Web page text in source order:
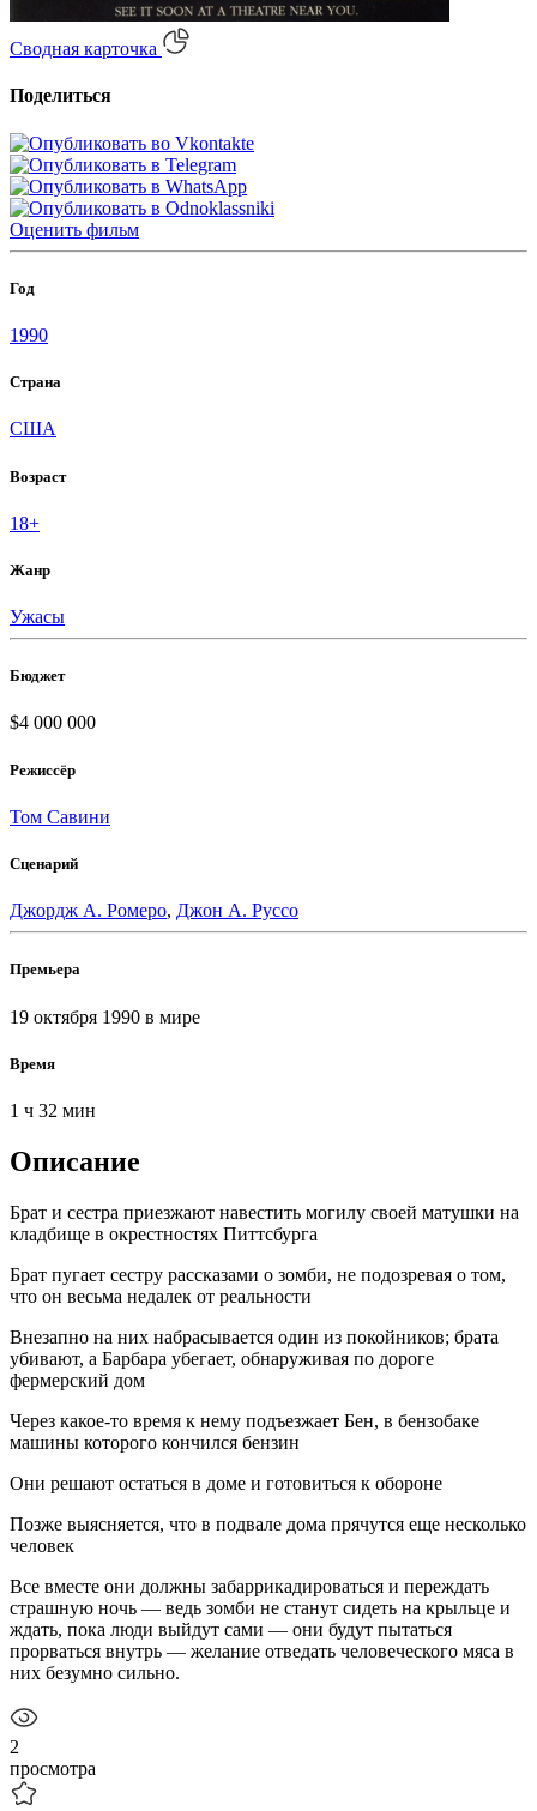
Сводная карточка
Поделиться
Оценить фильм
Год
1990
Страна
США
Возраст
18+
Жанр
Ужасы
Бюджет
$4 000 000
Режиссёр
Том Савини
Сценарий
Джордж А. Ромеро, Джон А. Руссо
Премьера
19 октября 1990 в мире
Время
1 ч 32 мин
Описание
Брат и сестра приезжают навестить могилу своей матушки на
кладбище в окрестностях Питтсбурга
Брат пугает сестру рассказами о зомби, не подозревая о том,
что он весьма недалек от реальности
Внезапно на них набрасывается один из покойников; брата
убивают, а Барбара убегает, обнаруживая по дороге
фермерский дом
Через какое-то время к нему подъезжает Бен, в бензобаке
машины которого кончился бензин
Они решают остаться в доме и готовиться к обороне
Позже выясняется, что в подвале дома прячутся еще несколько
человек
Все вместе они должны забаррикадироваться и переждать
страшную ночь — ведь зомби не станут сидеть на крыльце и
ждать, пока люди выйдут сами — они будут пытаться
прорваться внутрь — желание отведать человеческого мяса в
них безумно сильно.
2
просмотра